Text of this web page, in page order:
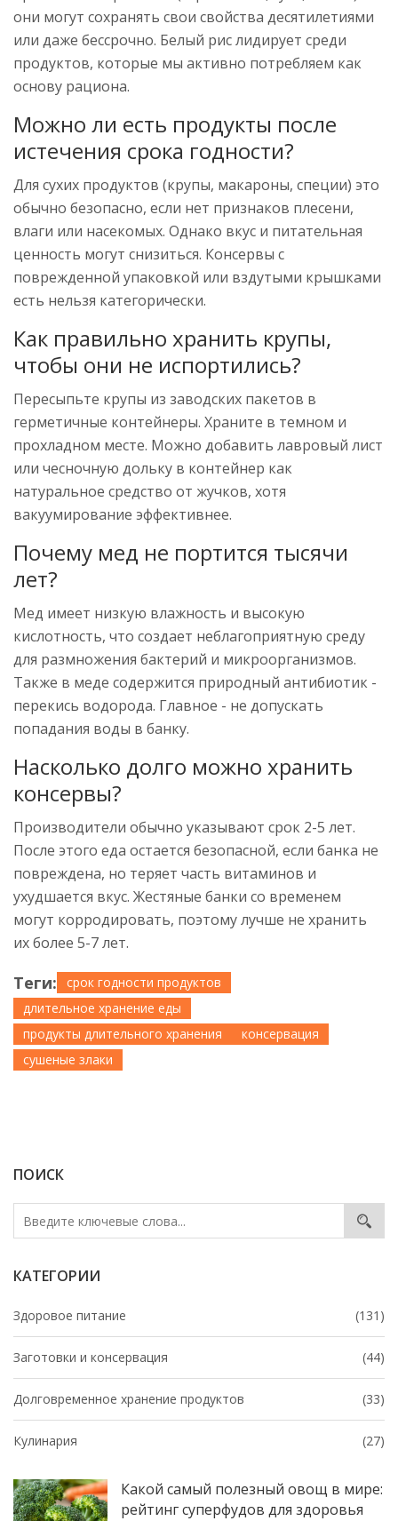
ПОИСК
КАТЕГОРИИ
Здоровое питание (131)
Заготовки и консервация (44)
Долговременное хранение продуктов (33)
Кулинария (27)
Какой самый полезный овощ в мире:
рейтинг суперфудов для здоровья
они могут сохранять свои свойства десятилетиями
или даже бессрочно. Белый рис лидирует среди
продуктов, которые мы активно потребляем как
основу рациона.
Можно ли есть продукты после
истечения срока годности?
Для сухих продуктов (крупы, макароны, специи) это
обычно безопасно, если нет признаков плесени,
влаги или насекомых. Однако вкус и питательная
ценность могут снизиться. Консервы с
поврежденной упаковкой или вздутыми крышками
есть нельзя категорически.
Как правильно хранить крупы,
чтобы они не испортились?
Пересыпьте крупы из заводских пакетов в
герметичные контейнеры. Храните в темном и
прохладном месте. Можно добавить лавровый лист
или чесночную дольку в контейнер как
натуральное средство от жучков, хотя
вакуумирование эффективнее.
Почему мед не портится тысячи
лет?
Мед имеет низкую влажность и высокую
кислотность, что создает неблагоприятную среду
для размножения бактерий и микроорганизмов.
Также в меде содержится природный антибиотик -
перекись водорода. Главное - не допускать
попадания воды в банку.
Насколько долго можно хранить
консервы?
Производители обычно указывают срок 2-5 лет.
После этого еда остается безопасной, если банка не
повреждена, но теряет часть витаминов и
ухудшается вкус. Жестяные банки со временем
могут корродировать, поэтому лучше не хранить
их более 5-7 лет.
Теги:
срок годности продуктов
длительное хранение еды
продукты длительного хранения
консервация
сушеные злаки